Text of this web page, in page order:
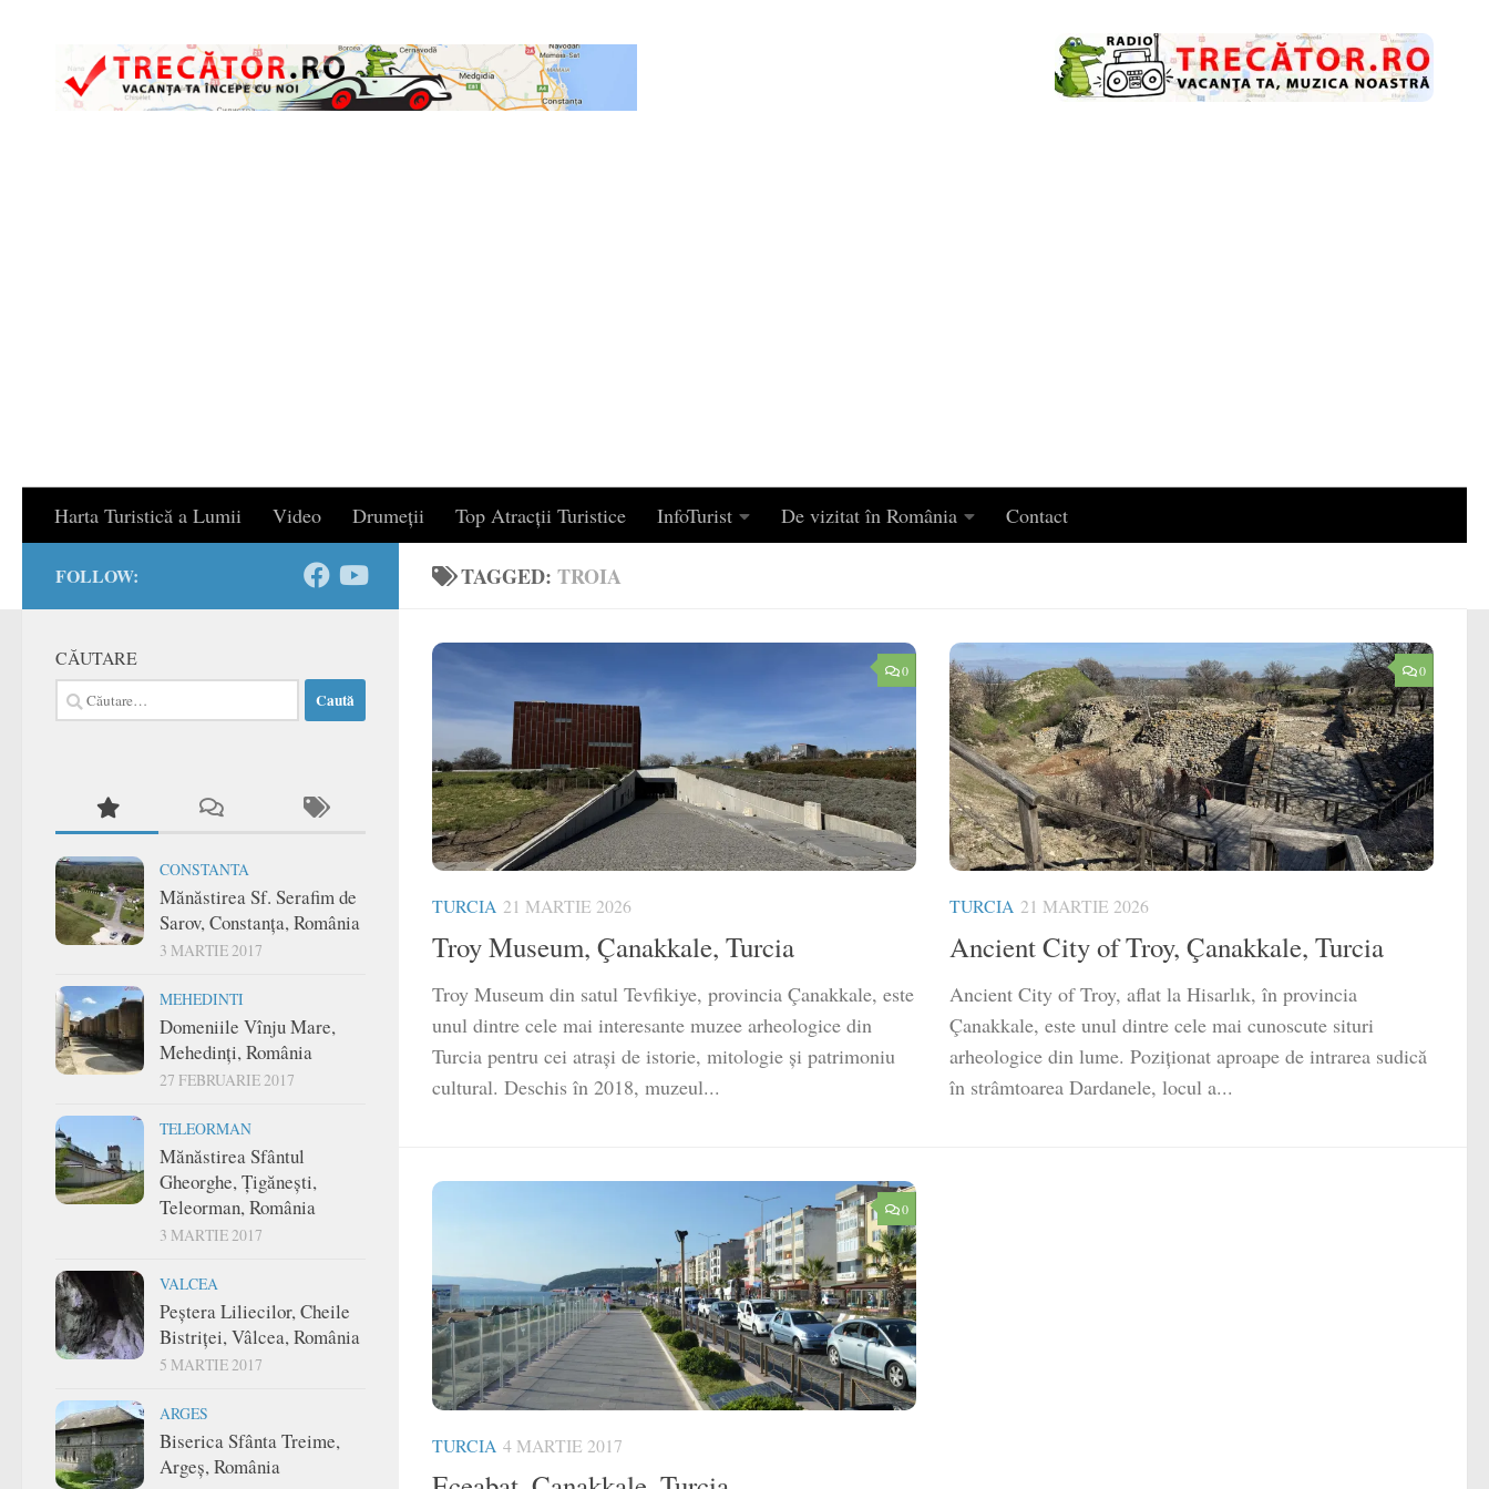
Harta Turistică a Lumii Video Drumeții Top Atracții Turistice InfoTurist De vizitat în România Contact
TAGGED:TROIA
0
TURCIA 21 MARTIE 2026
Troy Museum, Çanakkale, Turcia
Troy Museum din satul Tevfikiye, provincia Çanakkale, este
unul dintre cele mai interesante muzee arheologice din
Turcia pentru cei atrași de istorie, mitologie și patrimoniu
cultural. Deschis în 2018, muzeul...
0
TURCIA 21 MARTIE 2026
Ancient City of Troy, Çanakkale, Turcia
Ancient City of Troy, aflat la Hisarlık, în provincia
Çanakkale, este unul dintre cele mai cunoscute situri
arheologice din lume. Poziționat aproape de intrarea sudică
în strâmtoarea Dardanele, locul a...
0
TURCIA 4 MARTIE 2017
FOLLOW:
CĂUTARE
Caută
după:
CONSTANTA
Mănăstirea Sf. Serafim de
Sarov, Constanța, România
3 MARTIE 2017
MEHEDINTI
Domeniile Vînju Mare,
Mehedinți, România
27 FEBRUARIE 2017
TELEORMAN
Mănăstirea Sfântul
Gheorghe, Țigănești,
Teleorman, România
3 MARTIE 2017
VALCEA
Peștera Liliecilor, Cheile
Bistriței, Vâlcea, România
5 MARTIE 2017
ARGES
Biserica Sfânta Treime,
Argeș, România